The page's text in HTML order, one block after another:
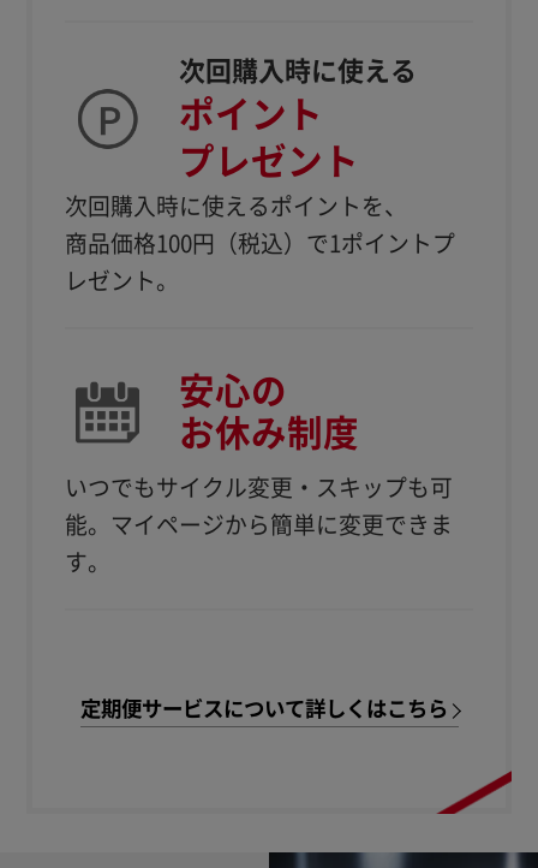
次回購入時に使える
ポイント
プレゼント
次回購入時に使えるポイントを、
商品価格100円（税込）で1ポイントプ
レゼント。
安心の
お休み制度
いつでもサイクル変更・スキップも可
能。 マイページから簡単に変更できま
す。
定期便サービスについて詳しくはこちら